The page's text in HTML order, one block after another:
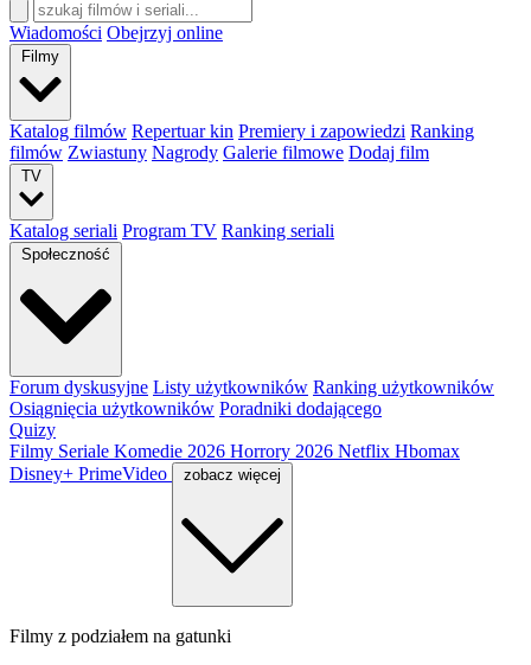
Wiadomości Obejrzyj online
Filmy
Katalog filmów Repertuar kin Premiery i zapowiedzi Ranking
filmów Zwiastuny Nagrody Galerie filmowe Dodaj film
TV
Katalog seriali Program TV Ranking seriali
Społeczność
Forum dyskusyjne Listy użytkowników Ranking użytkowników
Osiągnięcia użytkowników Poradniki dodającego
Quizy
Filmy Seriale Komedie 2026 Horrory 2026 Netflix Hbomax
Disney+ PrimeVideo zobacz więcej
Filmy z podziałem na gatunki